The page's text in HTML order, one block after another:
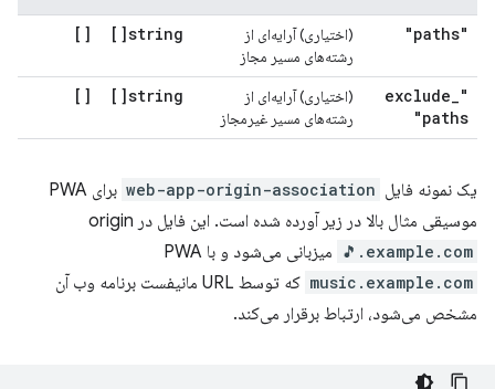
"paths"
(اختیاری) آرایه‌ای از
رشته‌های مسیر مجاز
string[]
[]
"exclude
_
paths"
(اختیاری) آرایه‌ای از
رشته‌های مسیر غیرمجاز
string[]
[]
یک نمونه فایل web-app-origin-association
برای PWA
موسیقی مثال بالا در زیر آورده شده است. این فایل در origin
🎵.example.com میزبانی می‌شود و با PWA
music.example.com
که توسط URL مانیفست برنامه وب آن
مشخص می‌شود، ارتباط برقرار می‌کند.